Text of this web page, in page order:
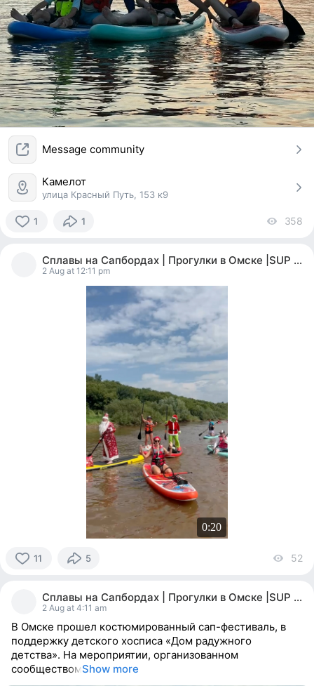
Message community
Камелот
улица Красный Путь, 153 к9
1 1 358
Сплавы на Сапбордах | Прогулки в Омске |SUP OMSK
2 Aug at 12:11 pm
0:20
11 5 52
Сплавы на Сапбордах | Прогулки в Омске |SUP OMSK
2 Aug at 4:11 am
В Омске прошел костюмированный сап-фестиваль, в
поддержку детского хосписа «Дом радужного
детства». На мероприятии, организованном
сообществомShow more